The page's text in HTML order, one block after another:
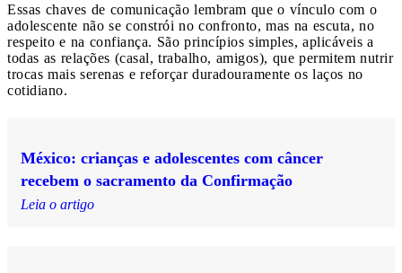
Essas chaves de comunicação lembram que o vínculo com o
adolescente não se constrói no confronto, mas na escuta, no
respeito e na confiança. São princípios simples, aplicáveis a
todas as relações (casal, trabalho, amigos), que permitem nutrir
trocas mais serenas e reforçar duradouramente os laços no
cotidiano.
México: crianças e adolescentes com câncer
recebem o sacramento da Confirmação
Leia o artigo